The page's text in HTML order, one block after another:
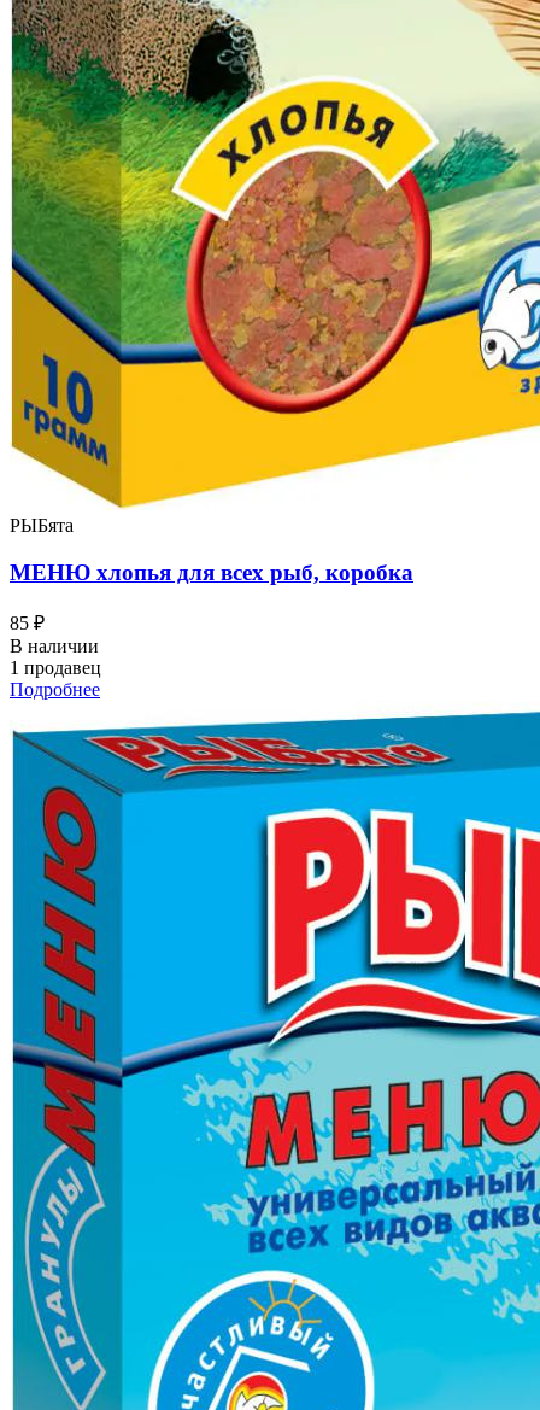
РЫБята
МЕНЮ хлопья для всех рыб, коробка
85 ₽
В наличии
1 продавец
Подробнее